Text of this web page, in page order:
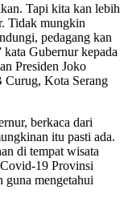
Tapi kita kan lebih
Tidak mungkin
pedagang kan
Gubernur kepada
Presiden Joko
Curug, Kota Serang
berkaca dari
itu pasti ada.
di tempat wisata
19 Provinsi
guna mengetahui